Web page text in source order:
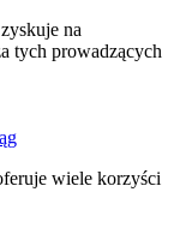
na
tych prowadzących
wiele korzyści